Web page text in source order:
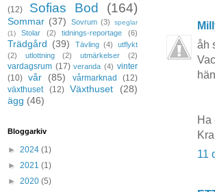
åh
Ha
11
(12)
Sofias Bod (164)
Sommar (37) Sovrum (3)
speglar
(1)
Stolar (2) tidnings-reportage (6)
Trädgård (39) Tävling (4)
utflykt
(2)
utlottning (2) utmärkelser (2)
vardagsrum (17) veranda (4) vinter
(10) vår (85) vårmarknad
(12)
växthuset
(12) Växthuset
(28)
ägg (46)
Bloggarkiv
► 2024 (1)
► 2021 (1)
► 2020 (5)